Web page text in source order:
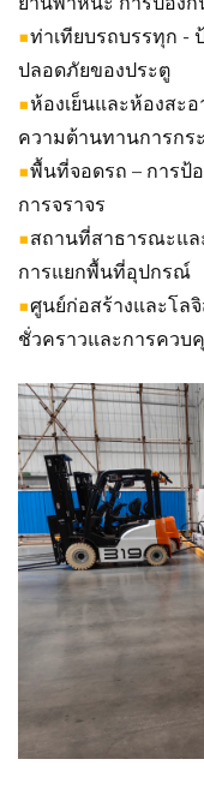
■ท่าเทียบรถบรรทุก -
ปลอดภัยของประตู
■ห้องเย็นและห้องสะ
ความต้านทานการก
■พื้นที่จอดรถ – การป้
การจราจร
■สถานที่สาธารณะแล
การแยกพื้นที่อุปกรณ์
■ศูนย์ก่อสร้างและโล
ชั่วคราวและการควบ